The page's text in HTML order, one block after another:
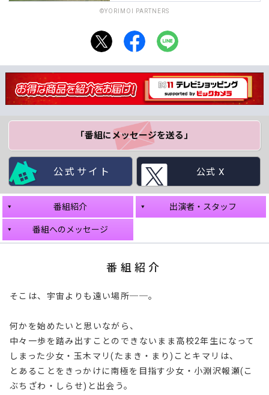
©YORIMOI PARTNERS
「番組にメッセージを送る」
公式サイト 公式 X
番組紹介 出演者・スタッフ
番組へのメッセージ
番組紹介
そこは、宇宙よりも遠い場所──。
何かを始めたいと思いながら、
中々一歩を踏み出すことのできないまま高校2年生になって
しまった少女・玉木マリ(たまき・まり)ことキマリは、
とあることをきっかけに南極を目指す少女・小淵沢報瀬(こ
ぶちざわ・しらせ)と出会う。